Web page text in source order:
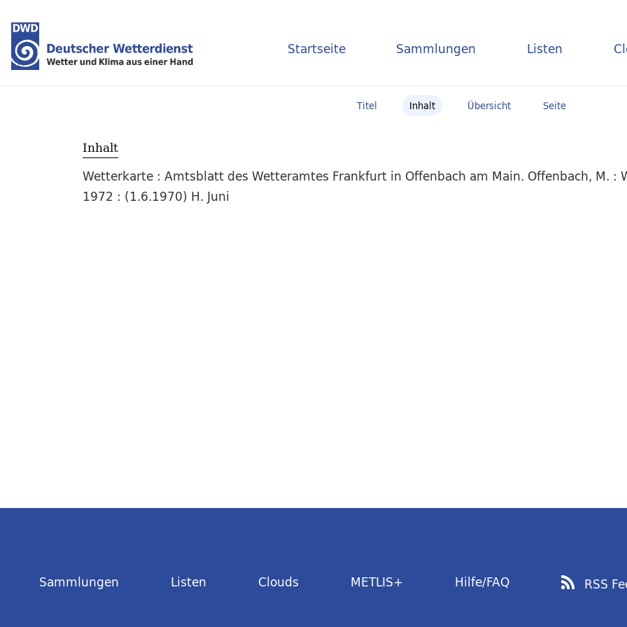
Startseite Sammlungen Listen
Titel Inhalt Übersicht Seite
Inhalt
Wetterkarte : Amtsblatt des Wetteramtes Frankfurt in Offenbach am Main. Offenbach, M.
1972 : (1.6.1970) H. Juni
Sammlungen Listen Clouds METLIS+ Hilfe/FAQ RSS